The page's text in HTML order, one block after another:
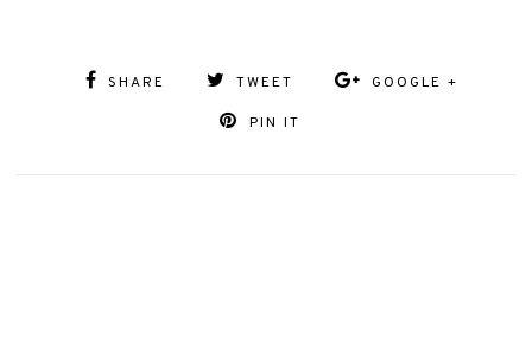
SHARE TWEET GOOGLE +
PIN IT